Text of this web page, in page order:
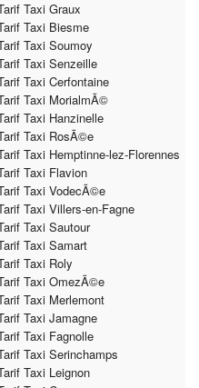
Taxi Graux
Taxi Biesme
Taxi Soumoy
Taxi Senzeille
Taxi Cerfontaine
Taxi MorialmÃ©
Taxi Hanzinelle
Taxi RosÃ©e
Taxi Hemptinne-lez-Florennes
Taxi Flavion
Taxi VodecÃ©e
Taxi Villers-en-Fagne
Taxi Sautour
Taxi Samart
Taxi Roly
Taxi OmezÃ©e
Taxi Merlemont
Taxi Jamagne
Taxi Fagnolle
Taxi Serinchamps
Taxi Leignon